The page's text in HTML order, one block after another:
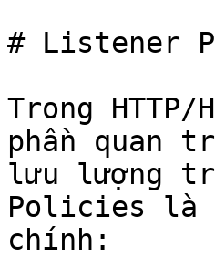
# Listener
Trong
phần quan
lưu lượng
Policies là
chính: